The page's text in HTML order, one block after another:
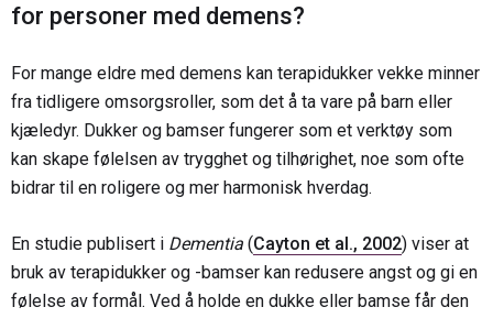
for personer med demens?
For mange eldre med demens kan terapidukker vekke minner
fra tidligere omsorgsroller, som det å ta vare på barn eller
kjæledyr. Dukker og bamser fungerer som et verktøy som
kan skape følelsen av trygghet og tilhørighet, noe som ofte
bidrar til en roligere og mer harmonisk hverdag.
En studie publisert i Dementia (Cayton et al., 2002) viser at
bruk av terapidukker og -bamser kan redusere angst og gi en
følelse av formål. Ved å holde en dukke eller bamse får den